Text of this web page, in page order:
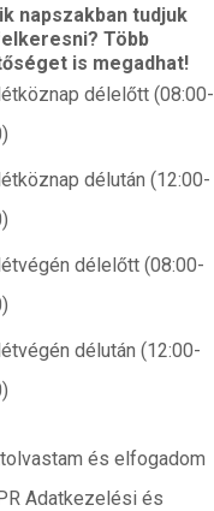
napszakban tudjuk
Több
is megadhat!
délelőtt (08:00-
délután (12:00-
délelőtt (08:00-
délután (12:00-
és elfogadom
Adatkezelési és